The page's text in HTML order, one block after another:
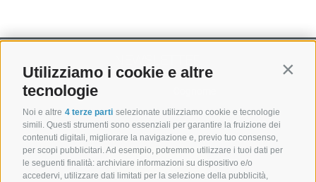
Utilizziamo i cookie e altre
tecnologie
Noi e altre 4 terze parti selezionate utilizziamo cookie e tecnologie
simili. Questi strumenti sono essenziali per garantire la fruizione dei
contenuti digitali, migliorare la navigazione e, previo tuo consenso,
per scopi pubblicitari. Ad esempio, potremmo utilizzare i tuoi dati per
le seguenti finalità: archiviare informazioni su dispositivo e/o
accedervi, utilizzare dati limitati per la selezione della pubblicità,
abbonarsi